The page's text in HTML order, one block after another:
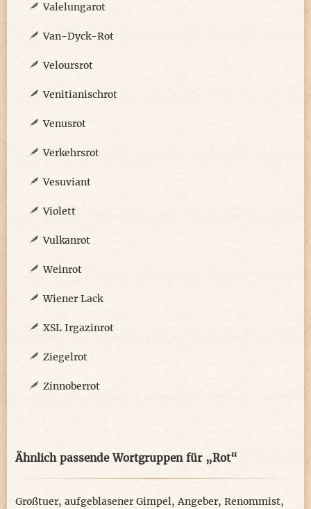
Valelungarot
Van-Dyck-Rot
Veloursrot
Venitianischrot
Venusrot
Verkehrsrot
Vesuviant
Violett
Vulkanrot
Weinrot
Wiener Lack
XSL Irgazinrot
Ziegelrot
Zinnoberrot
Ähnlich passende Wortgruppen für „Rot“
Großtuer, aufgeblasener Gimpel,Angeber, Renommist,